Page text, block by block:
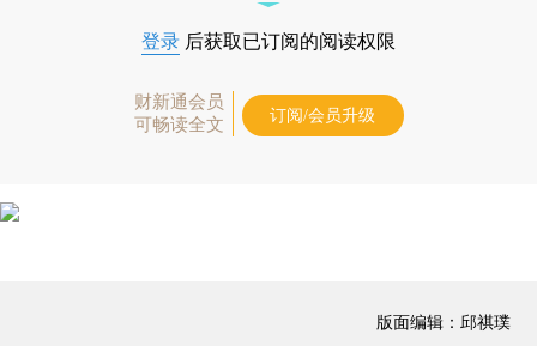
登录 后获取已订阅的阅读权限
财新通会员
可畅读全文
订阅/会员升级
版面编辑：邱祺璞